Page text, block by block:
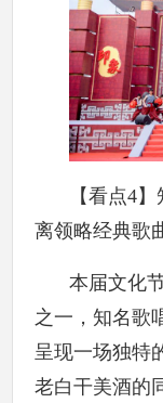
【看点4
离领略经典歌
本届文化
之一，知名歌
呈现一场独特
老白干美酒的